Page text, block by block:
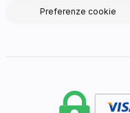
Preferenze cookie